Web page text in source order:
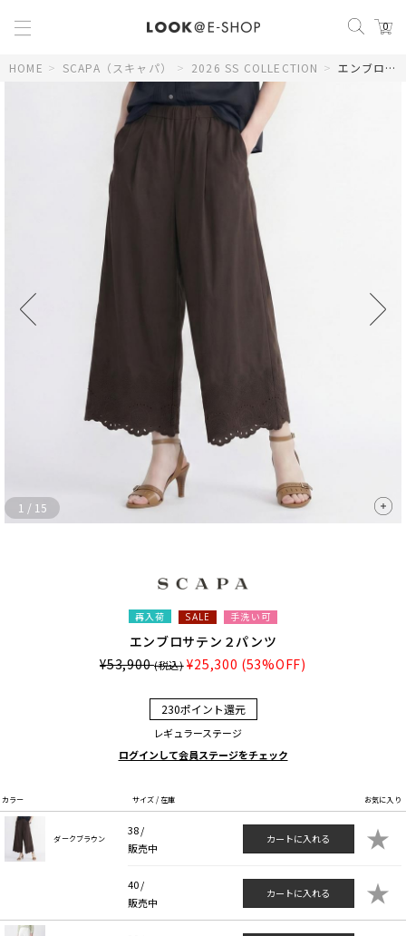
0
HOME > SCAPA（スキャパ） > 2026 SS COLLECTION > エンブロサテン２パンツ
1 / 15
再入荷 SALE 手洗い可
エンブロサテン２パンツ
¥53,900(税込) ¥25,300 (53%OFF)
230ポイント還元
レギュラーステージ
ログインして会員ステージをチェック
カラー サイズ / 在庫 お気に入り
ダークブラウン
38 /
販売中
カートに入れる ★
40 /
販売中
カートに入れる ★